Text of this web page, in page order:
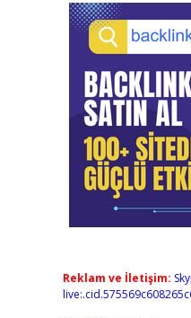
Reklam ve İletişim: